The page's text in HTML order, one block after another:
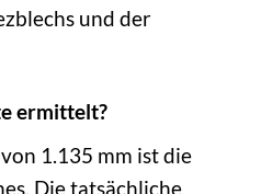
und der
ermittelt?
1.135 mm ist die
Die tatsächliche